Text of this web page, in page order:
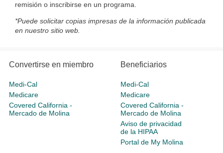
remisión o inscribirse en un programa.
*Puede solicitar copias impresas de la información publicada
en nuestro sitio web.
Convertirse en miembro
Medi-Cal
Medicare
Covered California -
Mercado de Molina
Beneficiarios
Medi-Cal
Medicare
Covered California -
Mercado de Molina
Aviso de privacidad
de la HIPAA
Portal de My Molina